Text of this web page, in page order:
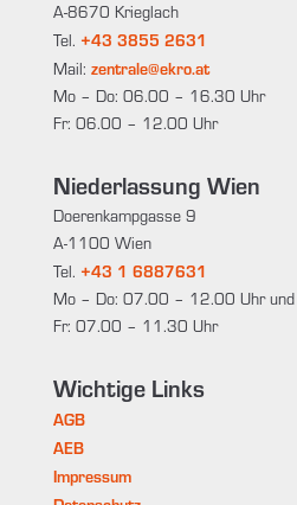
A-8670 Krieglach
Tel. +43 3855 2631
Mail: zentrale@ekro.at
Mo – Do: 06.00 – 16.30 Uhr
Fr: 06.00 – 12.00 Uhr
Niederlassung Wien
Doerenkampgasse 9
A-1100 Wien
Tel. +43 1 6887631
Mo – Do: 07.00 – 12.00 Uhr
Fr: 07.00 – 11.30 Uhr
Wichtige Links
AGB
AEB
Impressum